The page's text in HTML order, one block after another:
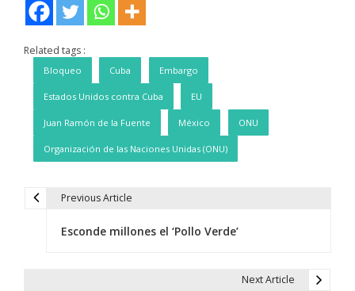
Related tags :
Bloqueo Cuba Embargo
Estados Unidos contra Cuba EU
Juan Ramón de la Fuente México ONU
Organización de las Naciones Unidas (ONU)
Previous Article
Esconde millones el ‘Pollo Verde’
Next Article